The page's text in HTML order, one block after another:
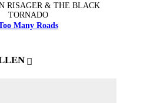
RISAGER & THE BLACK
TORNADO
Many Roads